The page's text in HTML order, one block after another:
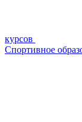
курсов
Спортивное